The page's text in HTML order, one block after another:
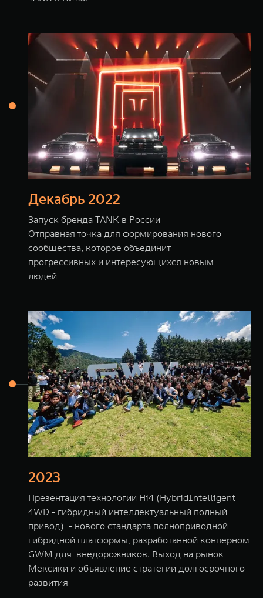
Декабрь 2022
Запуск бренда TANK в России
Отправная точка для формирования нового
сообщества, которое объединит
прогрессивных и интересующихся новым
людей
2023
Презентация технологии Hi4 (HybridIntelligent
4WD - гибридный интеллектуальный полный
привод) - нового стандарта полноприводной
гибридной платформы, разработанной концерном
GWM для внедорожников. Выход на рынок
Мексики и объявление стратегии долгосрочного
развития